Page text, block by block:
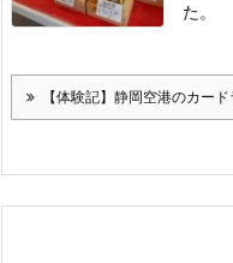
た。
【体験記】静岡空港のカー